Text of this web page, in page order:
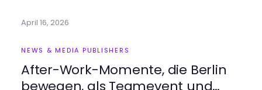
April 16, 2026
NEWS & MEDIA PUBLISHERS
After-Work-Momente, die Berlin
bewegen, als Teamevent und